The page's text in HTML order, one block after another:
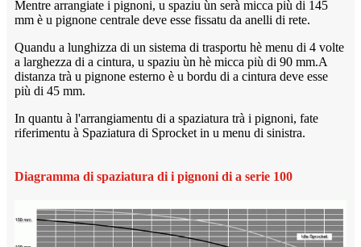
Mentre arrangiate i pignoni, u spaziu ùn serà micca più di 145
mm è u pignone centrale deve esse fissatu da anelli di rete.
Quandu a lunghizza di un sistema di trasportu hè menu di 4 volte
a larghezza di a cintura, u spaziu ùn hè micca più di 90 mm.A
distanza trà u pignone esterno è u bordu di a cintura deve esse
più di 45 mm.
In quantu à l'arrangiamentu di a spaziatura trà i pignoni, fate
riferimentu à Spaziatura di Sprocket in u menu di sinistra.
Diagramma di spaziatura di i pignoni di a serie 100